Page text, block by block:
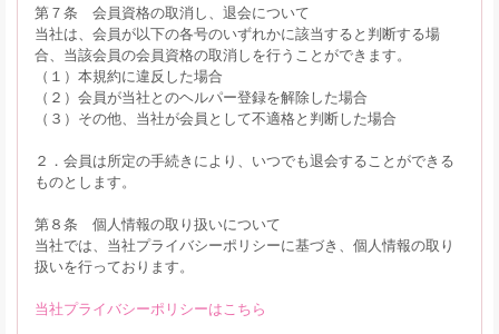
第７条 会員資格の取消し、退会について
当社は、会員が以下の各号のいずれかに該当すると判断する場
合、当該会員の会員資格の取消しを行うことができます。
（１）本規約に違反した場合
（２）会員が当社とのヘルパー登録を解除した場合
（３）その他、当社が会員として不適格と判断した場合
２．会員は所定の手続きにより、いつでも退会することができる
ものとします。
第８条 個人情報の取り扱いについて
当社では、当社プライバシーポリシーに基づき、個人情報の取り
扱いを行っております。
当社プライバシーポリシーはこちら